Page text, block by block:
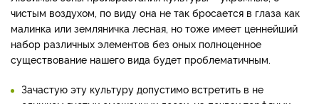
чистым воздухом, по виду она не так бросается в глаза как
малинка или земляничка лесная, но тоже имеет ценнейший
набор различных элементов без оных полноценное
существование нашего вида будет проблематичным.
Зачастую эту культуру допустимо встретить в не